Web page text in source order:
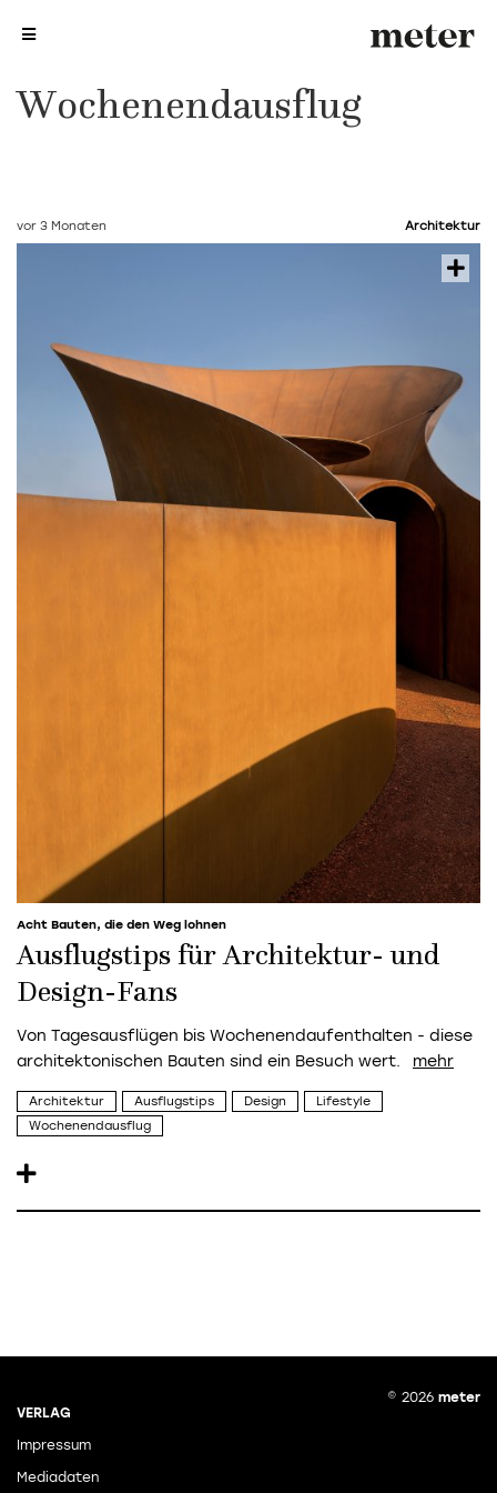
Wochenendausflug
vor 3 Monaten Architektur
Acht Bauten, die den Weg lohnen
Ausflugstips für Architektur- und
Design-Fans
Von Tagesausflügen bis Wochenendaufenthalten - diese
architektonischen Bauten sind ein Besuch wert.
Architektur Ausflugstips Design
Lifestyle
Wochenendausflug
VERLAG
Impressum
Mediadaten
© 2026 meter